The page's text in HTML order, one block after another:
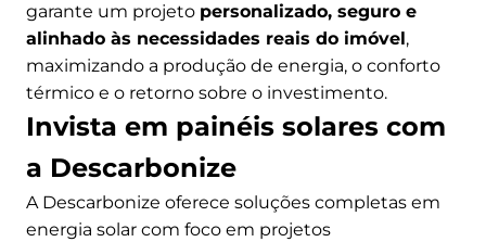
garante um projeto personalizado, seguro e
alinhado às necessidades reais do imóvel,
maximizando a produção de energia, o conforto
térmico e o retorno sobre o investimento.
Invista em painéis solares com
a Descarbonize
A Descarbonize oferece soluções completas em
energia solar com foco em projetos